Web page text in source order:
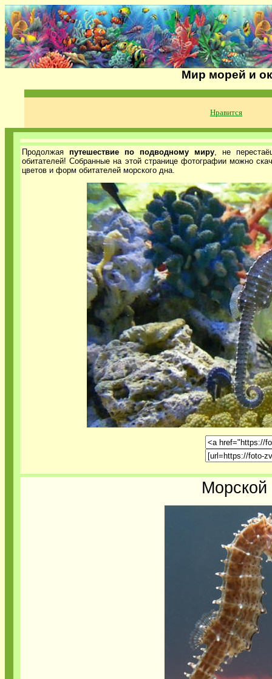
Мир морей и
Нравится
Продолжая путешествие по подводному миру, не
обитателей! Собранные на этой странице фотографии можно
цветов и форм обитателей морского дна.
Морской